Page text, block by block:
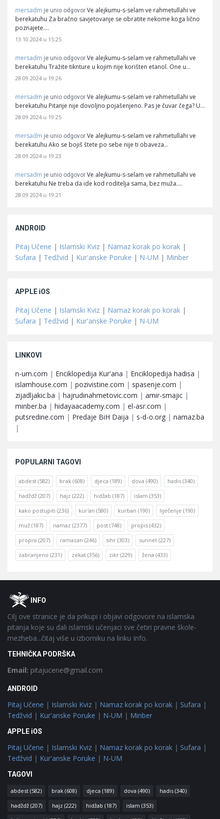
mersadm je unio odgovor Ve alejkumu-s-selam ve rahmetullahi ve
berekatuhu Za bračno savjetovanje se obratite nekome koga lično
poznajete.…
13.10.2024 u 15:25
mersadm je unio odgovor Ve alejkumu-s-selam ve rahmetullahi ve
berekatuhu Tražite tiknture u kojim nije korišten etanol. One u…
28.09.2024 u 19:26
mersadm je unio odgovor Ve alejkumu-s-selam ve rahmetullahi ve
berekatuhu Pitanje nije dovoljno pojašenjeno. Pas je čuvar čega? U…
28.09.2024 u 19:25
mersadm je unio odgovor Ve alejkumu-s-selam ve rahmetullahi ve
berekatuhu Ako se bojiš štete po sebe nije ti obaveza…
28.09.2024 u 19:23
mersadm je unio odgovor Ve alejkumu-s-selam ve rahmetullahi ve
berekatuhu Ne treba da ide kod roditelja sama, bez muža.…
28.09.2024 u 19:21
ANDROID
Pitaj Učene | Islamski Kviz | Namaz korak po korak |
Sufara | Tedžvid | Kur'anske Poruke | N-UM | Minber
APPLE iOS
Pitaj Učene | Islamski Kviz | Namaz korak po korak |
Sufara | Tedžvid | Kur'anske Poruke | N-UM
LINKOVI
n-um.com | Enciklopedija Kur'ana | Enciklopedija hadisa |
islamhouse.com | pozivistine.com | spasenje.com |
zijadljakic.ba | hajrudinahmetovic.com | amir-smajic |
minber.ba | hidayaacademy.com | el-asr.com |
putsredine.com | Predaje BiH Daija | s-d-o.org | namaz.ba
|
POPULARNI TAGOVI
abdest (582) brak (608) djeca (189) dova (490) hadis (340)
hadždž (207) hajz (222) hidžab (187) islam (353)
kako postupiti (236) kur'an (580) kurban (190) liječenje (190)
muž (187) namaz (2377) post (748) propis (432)
propisi (207) ramazan (246) sihr (303) sunnet (227)
zabranjeno (231) zekat (356) zikr (229) žena (433)
FooterOINFO
Cilj ove stranice je da prikupi i objavi odgovore na islamska
pitanja koje su dali islamski učenjaci sve četiri pravne škole-
mezheba...čitaj više u izborniku na linku Info.
TEHNIČKA PODRŠKA
Email: pitajucene@gmail.com
ANDROID
Pitaj Učene | Islamski Kviz | Namaz korak po korak | Sufara |
Tedžvid | Kur'anske Poruke | N-UM | Minber
APPLE iOS
Pitaj Učene | Islamski Kviz | Namaz korak po korak | Sufara |
Tedžvid | Kur'anske Poruke | N-UM
TAGOVI
abdest (582) brak (608) djeca (189) dova (490) hadis (340)
hadždž (207) hajz (222) hidžab (187) islam (353)